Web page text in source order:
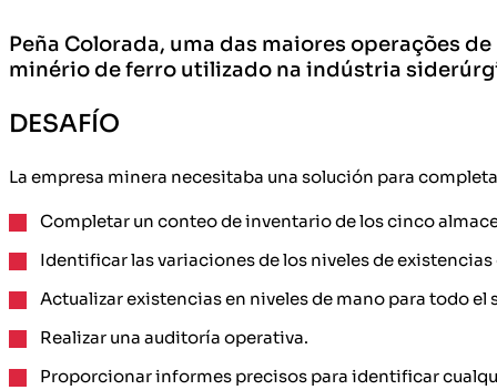
Peña Colorada, uma das maiores operações
minério de ferro utilizado na indústria
DESAFÍO
La empresa minera necesitaba una solución para
Completar un conteo de inventario de los cinco
Identificar las variaciones de los niveles de existencias
Actualizar existencias en niveles de mano para todo el
Realizar una auditoría operativa.
Proporcionar informes precisos para identificar